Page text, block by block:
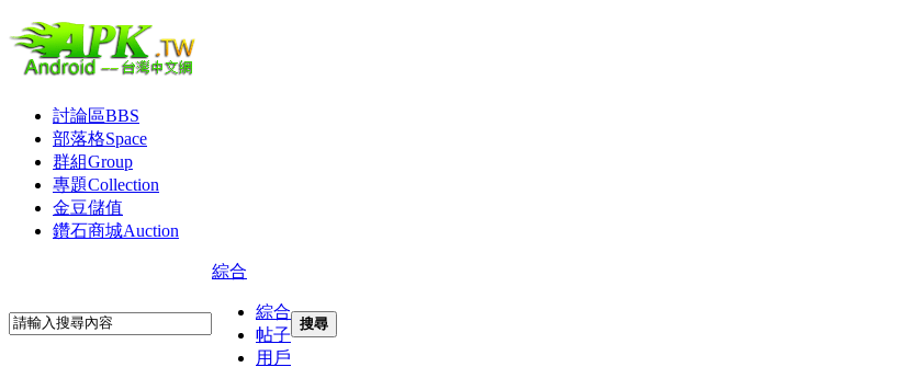
討論區BBS
部落格Space
群組Group
專題Collection
金豆儲值
鑽石商城Auction
綜合
綜合
帖子
用戶
搜尋